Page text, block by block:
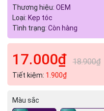
Thương hiệu: OEM
Loại: Kẹp tóc
Tình trạng: Còn hàng
17.000₫ 18.900₫
Tiết kiệm: 1.900₫
Màu sắc